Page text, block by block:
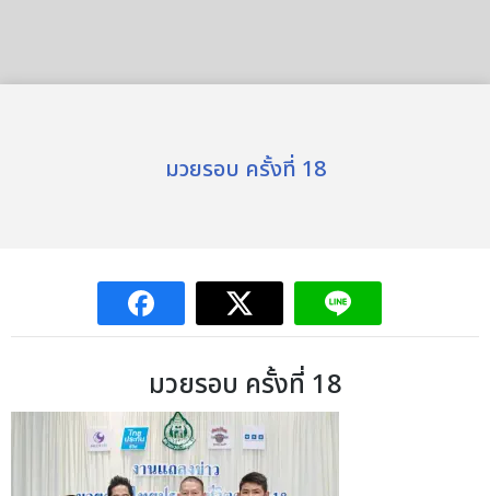
มวยรอบ ครั้งที่ 18
มวยรอบ ครั้งที่ 18